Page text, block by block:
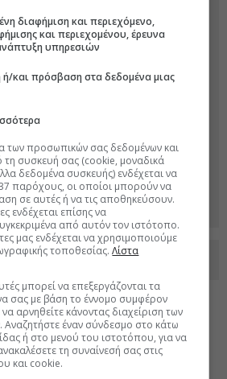
στο Discover
διαφήμιση και περιεχόμενο,
και περιεχομένου, έρευνα
υπηρεσιών
και πρόσβαση στα δεδομένα μιας
των προσωπικών σας δεδομένων και
συσκευή σας (cookie, μοναδικά
δεδομένα συσκευής) ενδέχεται να
παρόχους, οι οποίοι μπορούν να
σε αυτές ή να τις αποθηκεύσουν.
ενδέχεται επίσης να
από αυτόν τον ιστότοπο.
μας ενδέχεται να χρησιμοποιούμε
τοποθεσίας.Λίστα
μπορεί να επεξεργάζονται τα
σας με βάση το έννομο συμφέρον
αρνηθείτε κάνοντας διαχείριση των
έναν σύνδεσμο στο κάτω
ή στο μενού του ιστοτόπου, για να
τη συναίνεσή σας στις
και cookie.